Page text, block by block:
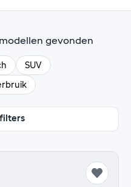
gevonden
SUV